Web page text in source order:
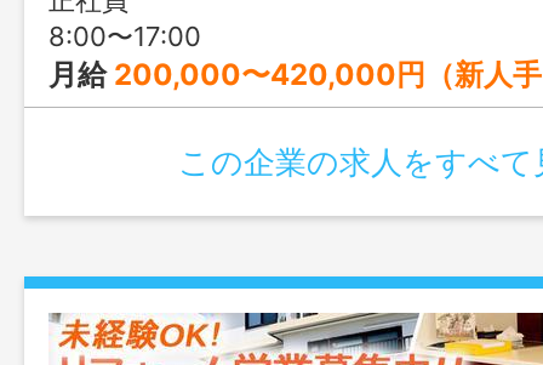
8:00〜17:00
月給 200,000〜420,000円（新人手当、通勤手当含む
この企業の求人をすべて